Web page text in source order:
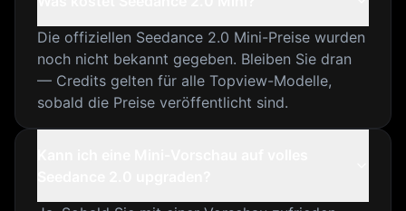
Die offiziellen Seedance 2.0 Mini-Preise wurden
noch nicht bekannt gegeben. Bleiben Sie dran
— Credits gelten für alle Topview-Modelle,
sobald die Preise veröffentlicht sind.